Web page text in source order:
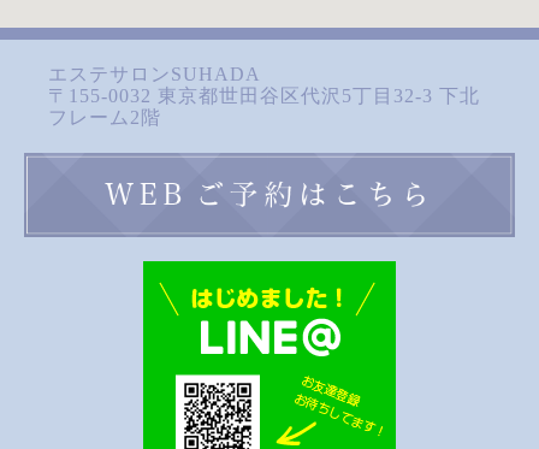
エステサロンSUHADA
〒155-0032 東京都世田谷区代沢5丁目32-3 下北
フレーム2階